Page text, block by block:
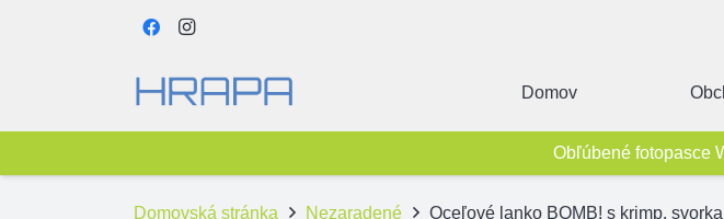
Domov
Obľúbené fotopasce
Domovská stránka Nezaradené Oceľové lanko BOMB! s krimp.